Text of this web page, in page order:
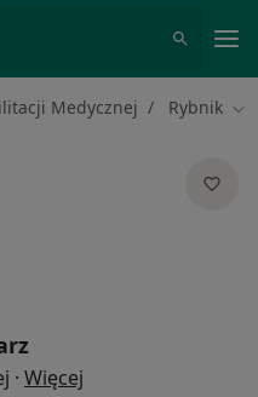
Medycznej Rybnik
· Więcej